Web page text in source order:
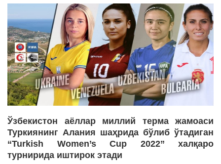
Ўзбекистон аёллар миллий терма жамоаси
Туркиянинг Алания шаҳрида бўлиб ўтадиган
“Turkish Women’s Cup 2022” халқаро
турнирида иштирок этади